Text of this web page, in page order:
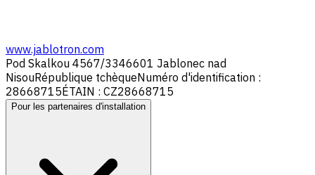
www.jablotron.com
Pod Skalkou 4567/3346601 Jablonec nad
NisouRépublique tchèqueNuméro d'identification :
28668715ÉTAIN : CZ28668715
Pour les partenaires d'installation